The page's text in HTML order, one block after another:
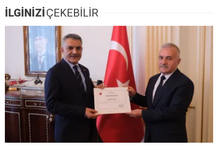
İLGİNİZİÇEKEBİLİR